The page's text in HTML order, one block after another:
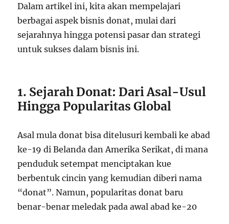
Dalam artikel ini, kita akan mempelajari
berbagai aspek bisnis donat, mulai dari
sejarahnya hingga potensi pasar dan strategi
untuk sukses dalam bisnis ini.
1. Sejarah Donat: Dari Asal-Usul
Hingga Popularitas Global
Asal mula donat bisa ditelusuri kembali ke abad
ke-19 di Belanda dan Amerika Serikat, di mana
penduduk setempat menciptakan kue
berbentuk cincin yang kemudian diberi nama
“donat”. Namun, popularitas donat baru
benar-benar meledak pada awal abad ke-20